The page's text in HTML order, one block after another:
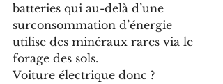
batteries qui au-delà d’une
surconsommation d’énergie
utilise des minéraux rares via le
forage des sols.
Voiture électrique donc ?